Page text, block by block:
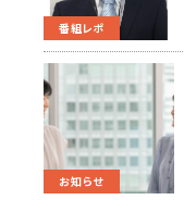
番組レポ
お知らせ